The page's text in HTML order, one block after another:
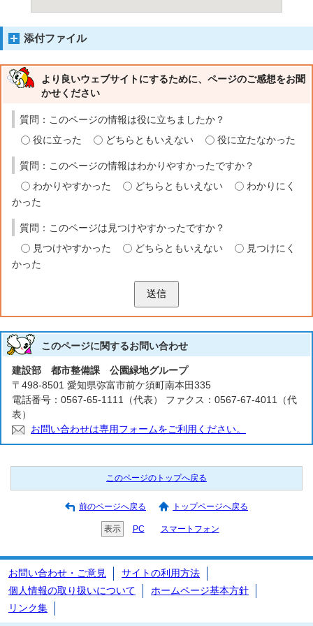
添付ファイル
より良いウェブサイトにするために、ページのご感想をお聞
かせください
質問：このページの情報は役に立ちましたか？
役に立った
どちらともいえない 役に立たなかった
質問：このページの情報はわかりやすかったですか？
わかりやすかった
どちらともいえない
わかりにく
かった
質問：このページは見つけやすかったですか？
見つけやすかった
どちらともいえない
見つけにく
かった
送信
このページに関するお問い合わせ
建設部 都市整備課 公園緑地グループ
〒498-8501 愛知県弥富市前ケ須町南本田335
電話番号：0567-65-1111（代表） ファクス：0567-67-4011（代
表）
お問い合わせは専用フォームをご利用ください。
このページのトップへ戻る
前のページへ戻る トップページへ戻る
表示 PC スマートフォン
お問い合わせ・ご意見
サイトの利用方法
個人情報の取り扱いについて
ホームページ基本方針
リンク集